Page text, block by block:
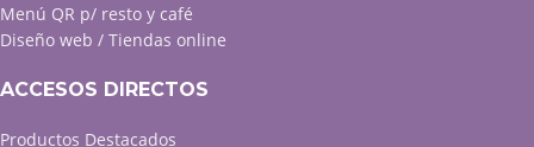
Menú QR p/ resto y café
Diseño web / Tiendas online
ACCESOS DIRECTOS
Productos Destacados